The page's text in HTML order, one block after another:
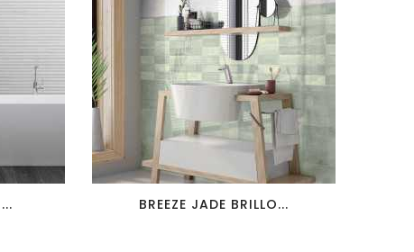
BREEZE JADE BRILLO...